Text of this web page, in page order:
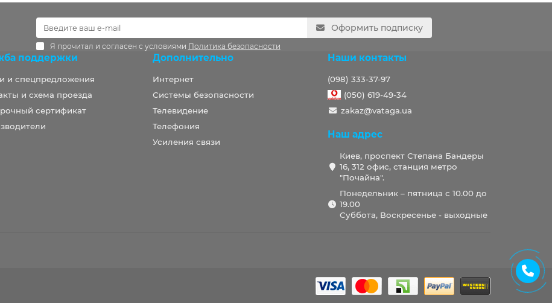
Оформить подписку
Я прочитал и согласен с условиями Политика безопасности
поддержки
и спецпредложения
и схема проезда
сертификат
Дополнительно
Интернет
Системы безопасности
Телевидение
Телефония
Усиления связи
Наши контакты
(098) 333-37-97
(050) 619-49-34
zakaz@vataga.ua
Наш адрес
Киев, проспект Степана Бандеры
16, 312 офис, станция метро
"Почайна".
Понедельник – пятница с 10.00 до
19.00
Суббота, Воскресенье - выходные